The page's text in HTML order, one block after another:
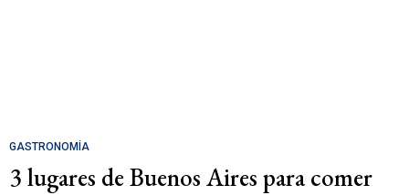
GASTRONOMÍA
3 lugares de Buenos Aires para comer